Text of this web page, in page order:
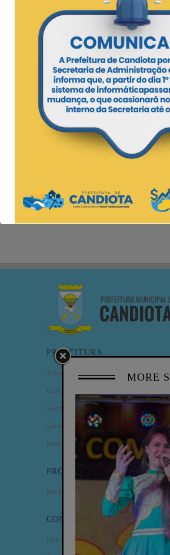
Adriano Castro dos Santos,
Candiota, destacou que no
poucos espaços como este, mas
os moradores do Residencial
contar com um ótimo espaço
eventos. “Com certeza a
merecedora desse espaço, tão
afirmou o prefeito.
O prefeito também ressaltou
prédio ficará por conta da
associação dos moradores do
parabenizou os responsáveis
realização. “Parabéns a todos da
equipe que se envolveram para
comunidade”.
MORE
PREFEITURA
Administração Municipal
Câmara de Vereadores
Secretarias
Serviços
Procuradoria Geral
PROGRAMAS
Minha Casa Minha Vida
CONTATO
Fale Conosco